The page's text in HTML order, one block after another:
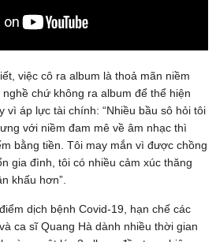
việc cô ra album là thoả mãn niềm
chứ không ra album để thể hiện
vì áp lực tài chính: “Nhiều bầu sô hỏi tôi
với niềm đam mê về âm nhạc thì
bằng tiền. Tôi may mắn vì được chồng
gia đình, tôi có nhiều cảm xúc thăng
khấu hơn”.
dịch bệnh Covid-19, hạn chế các
ca sĩ Quang Hà dành nhiều thời gian